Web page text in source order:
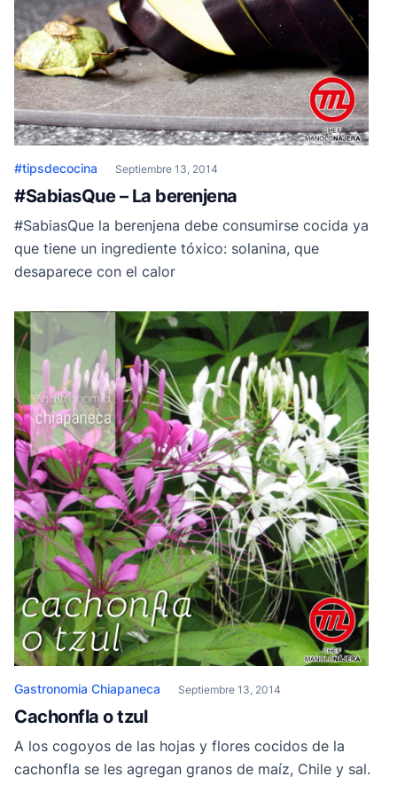
#tipsdecocina Septiembre 13, 2014
#SabiasQue – La berenjena
#SabiasQue la berenjena debe consumirse cocida ya
que tiene un ingrediente tóxico: solanina, que
desaparece con el calor
Gastronomia Chiapaneca Septiembre 13, 2014
Cachonfla o tzul
A los cogoyos de las hojas y flores cocidos de la
cachonfla se les agregan granos de maíz, Chile y sal.